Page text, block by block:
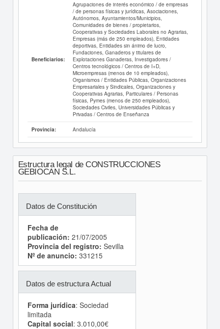
Beneficiarios:
Agrupaciones de interés económico / de empresas
/ de personas físicas y jurídicas, Asociaciones,
Autónomos, Ayuntamientos/Municipios,
Comunidades de bienes / propietarios,
Cooperativas y Sociedades Laborales no Agrarias,
Empresas (más de 250 empleados), Entidades
deportivas, Entidades sin ánimo de lucro,
Fundaciones, Ganaderos y titulares de
Explotaciones Ganaderas, Investigadores /
Centros tecnológicos / Centros de I+D,
Microempresas (menos de 10 empleados),
Organismos / Entidades Públicas, Organizaciones
Empresariales y Sindicales, Organizaciones y
Cooperativas Agrarias, Particulares / Personas
físicas, Pymes (menos de 250 empleados),
Sociedades Civiles, Universidades Públicas y
Privadas / Centros de Enseñanza
Provincia: Andalucía
Estructura legal de CONSTRUCCIONES
GEBIOCAN S.L.
Datos de Constitución
Fecha de
publicación: 21/07/2005
Provincia del registro: Sevilla
Nº de anuncio: 331215
Datos de estructura Actual
Forma jurídica: Sociedad
limitada
Capital social: 3.010,00€